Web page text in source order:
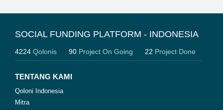
SOCIAL FUNDING PLATFORM - INDONESIA
4224 Qolonis 90 Project On Going 22 Project Done
TENTANG KAMI
Qoloni Indonesia
Mitra